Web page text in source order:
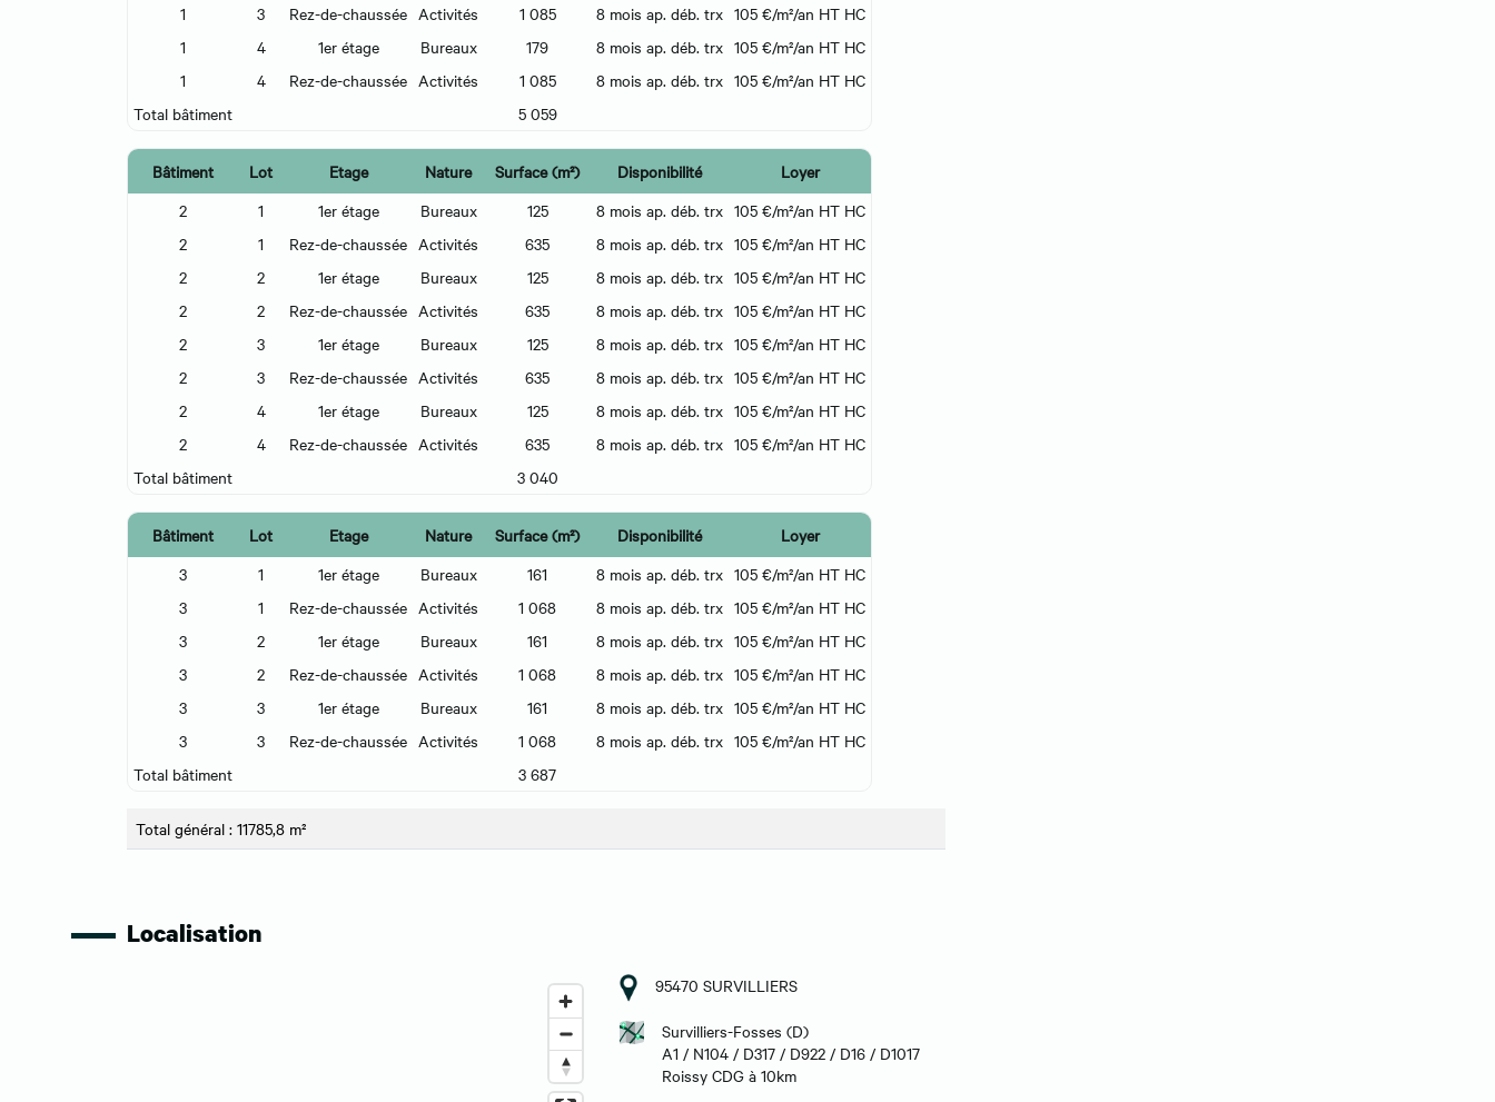
1
3 Rez-de-chaussée Activités 1 085 8 mois ap. déb. trx 105 €/m²/an HT HC
1
4 1er étage Bureaux 179 8 mois ap. déb. trx 105 €/m²/an HT HC
1
4 Rez-de-chaussée Activités 1 085 8 mois ap. déb. trx 105 €/m²/an HT HC
Total bâtiment
5 059
Bâtiment Lot Etage Nature Surface (m²) Disponibilité
Loyer
2
1 1er étage Bureaux 125 8 mois ap. déb. trx 105 €/m²/an HT HC
2
1 Rez-de-chaussée Activités 635 8 mois ap. déb. trx 105 €/m²/an HT HC
2
2 1er étage Bureaux 125 8 mois ap. déb. trx 105 €/m²/an HT HC
2
2 Rez-de-chaussée Activités 635 8 mois ap. déb. trx 105 €/m²/an HT HC
2
3 1er étage Bureaux 125 8 mois ap. déb. trx 105 €/m²/an HT HC
2
3 Rez-de-chaussée Activités 635 8 mois ap. déb. trx 105 €/m²/an HT HC
2
4 1er étage Bureaux 125 8 mois ap. déb. trx 105 €/m²/an HT HC
2
4 Rez-de-chaussée Activités 635 8 mois ap. déb. trx 105 €/m²/an HT HC
Total bâtiment
3 040
Bâtiment Lot Etage Nature Surface (m²) Disponibilité
Loyer
3
1 1er étage Bureaux 161 8 mois ap. déb. trx 105 €/m²/an HT HC
3
1 Rez-de-chaussée Activités 1 068 8 mois ap. déb. trx 105 €/m²/an HT HC
3
2 1er étage Bureaux 161 8 mois ap. déb. trx 105 €/m²/an HT HC
3
2 Rez-de-chaussée Activités 1 068 8 mois ap. déb. trx 105 €/m²/an HT HC
3
3 1er étage Bureaux 161 8 mois ap. déb. trx 105 €/m²/an HT HC
3
3 Rez-de-chaussée Activités 1 068 8 mois ap. déb. trx 105 €/m²/an HT HC
Total bâtiment
3 687
Total général : 11785,8 m²
Localisation
95470 SURVILLIERS
Survilliers-Fosses (D)
A1 / N104 / D317 / D922 / D16 / D1017
Roissy CDG à 10km